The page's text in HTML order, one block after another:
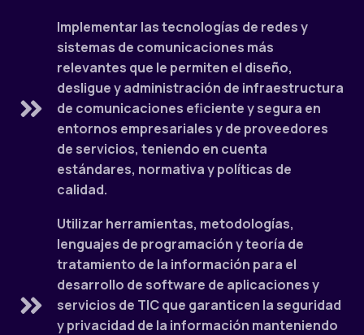
Implementar las tecnologías de redes y
sistemas de comunicaciones más
relevantes que le permiten el diseño,
desligue y administración de infraestructura
de comunicaciones eficiente y segura en
entornos empresariales y de proveedores
de servicios, teniendo en cuenta
estándares, normativa y políticas de
calidad.
Utilizar herramientas, metodologías,
lenguajes de programación y teoría de
tratamiento de la información para el
desarrollo de software de aplicaciones y
servicios de TIC que garanticen la seguridad
y privacidad de la información manteniendo